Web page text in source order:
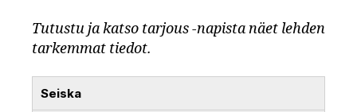
Tutustu ja katso tarjous -napista näet lehden
tarkemmat tiedot.
Seiska